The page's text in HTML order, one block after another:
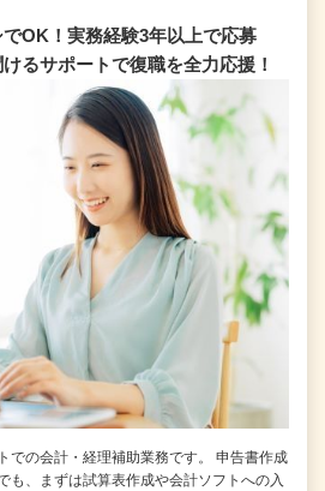
OK！実務経験3年以上で応募
るサポートで復職を全⼒応援！
での会計・経理補助業務です。 申告書作成
も、まずは試算表作成や会計ソフトへの⼊